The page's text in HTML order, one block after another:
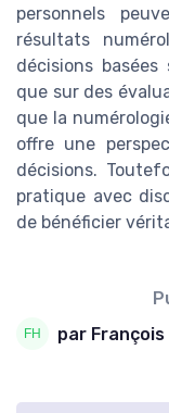
personnels
résultats
décisions
que sur des
que la
offre une
décisions.
pratique avec
de bénéficier
par